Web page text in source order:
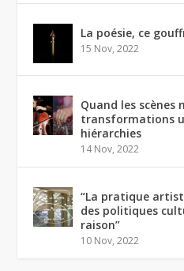
La poésie, ce
15 Nov, 2022
Quand les scènes
transformations
hiérarchies
14 Nov, 2022
“La pratique
des politiques
raison”
10 Nov, 2022